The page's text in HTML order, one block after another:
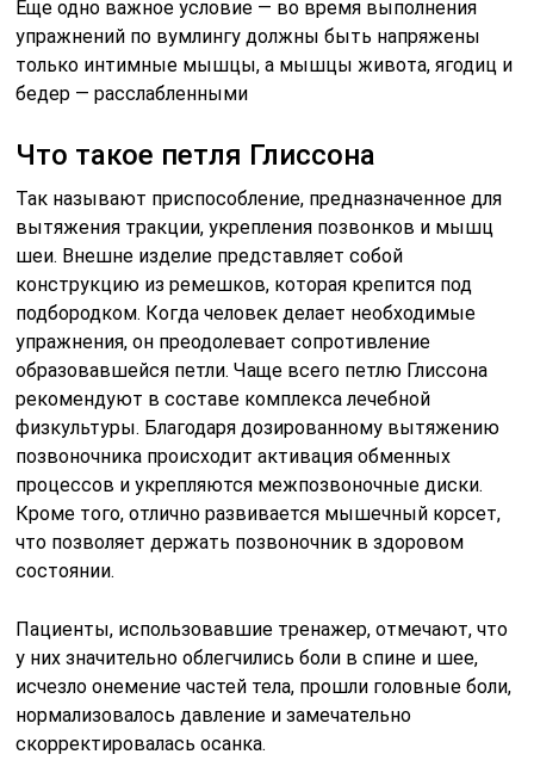
Еще одно важное условие — во время выполнения
упражнений по вумлингу должны быть напряжены
только интимные мышцы, а мышцы живота, ягодиц и
бедер — расслабленными
Что такое петля Глиссона
Так называют приспособление, предназначенное для
вытяжения тракции, укрепления позвонков и мышц
шеи. Внешне изделие представляет собой
конструкцию из ремешков, которая крепится под
подбородком. Когда человек делает необходимые
упражнения, он преодолевает сопротивление
образовавшейся петли. Чаще всего петлю Глиссона
рекомендуют в составе комплекса лечебной
физкультуры. Благодаря дозированному вытяжению
позвоночника происходит активация обменных
процессов и укрепляются межпозвоночные диски.
Кроме того, отлично развивается мышечный корсет,
что позволяет держать позвоночник в здоровом
состоянии.
Пациенты, использовавшие тренажер, отмечают, что
у них значительно облегчились боли в спине и шее,
исчезло онемение частей тела, прошли головные боли,
нормализовалось давление и замечательно
скорректировалась осанка.